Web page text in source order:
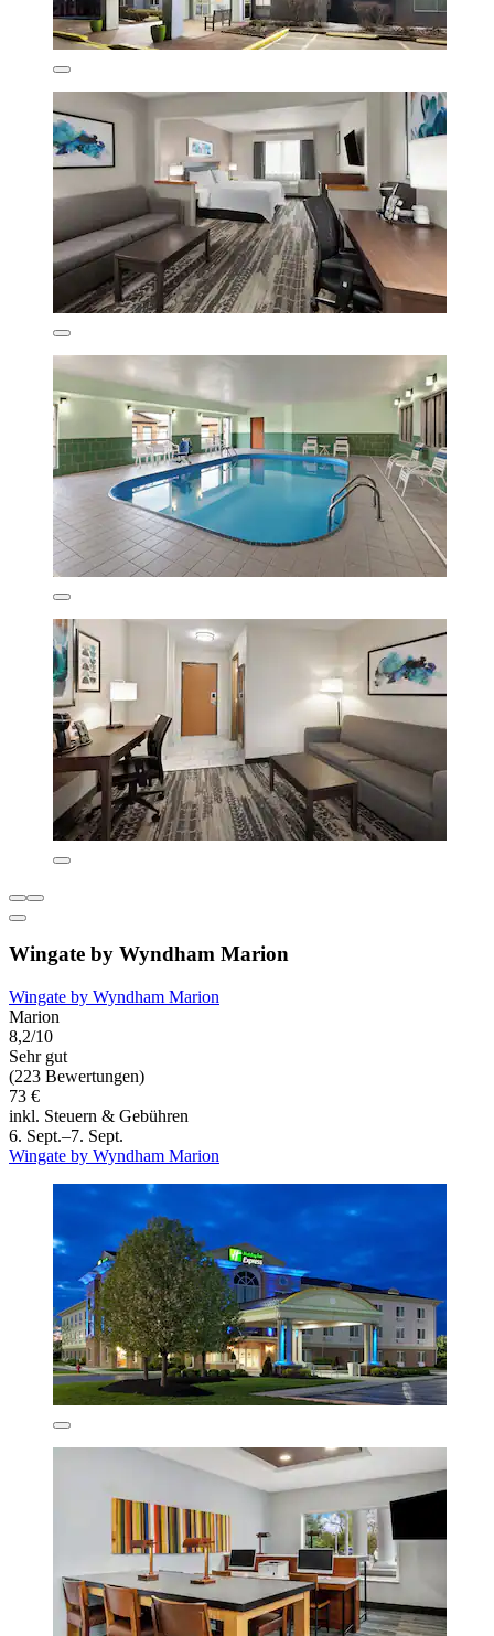
Wingate by Wyndham Marion
Wingate by Wyndham Marion
Marion
8,2/10
Sehr gut
(223 Bewertungen)
73 €
inkl. Steuern & Gebühren
6. Sept.–7. Sept.
Wingate by Wyndham Marion